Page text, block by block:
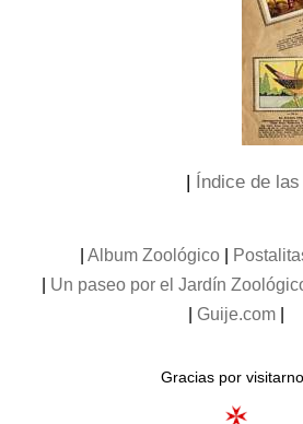
| Índice de
Album Zoológico|
Un paseo por el Jardín
Guije.com
Gracias por